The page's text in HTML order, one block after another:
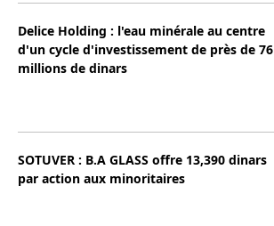
Delice Holding : l'eau minérale au centre
d'un cycle d'investissement de près de 76
millions de dinars
SOTUVER : B.A GLASS offre 13,390 dinars
par action aux minoritaires